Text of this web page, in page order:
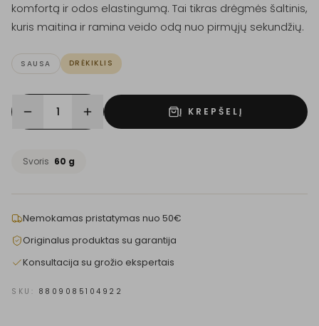
komfortą ir odos elastingumą. Tai tikras drėgmės šaltinis,
kuris maitina ir ramina veido odą nuo pirmųjų sekundžių.
SAUSA DRĖKIKLIS
1 Į KREPŠELĮ
Svoris 60 g
Nemokamas pristatymas nuo 50€
Originalus produktas su garantija
Konsultacija su grožio ekspertais
SKU: 8809085104922